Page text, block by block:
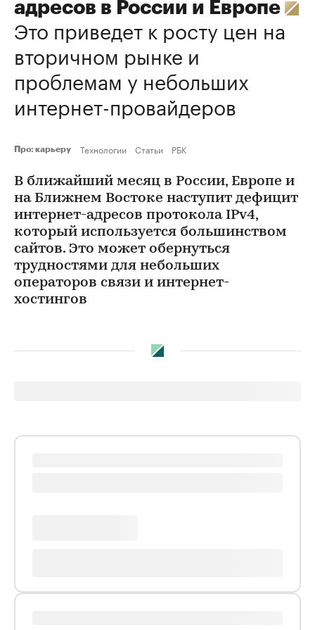
адресов в России и Европе
Это приведет к росту цен на
вторичном рынке и
проблемам у небольших
интернет-провайдеров
Про: карьеру Технологии Статьи РБК
В ближайший месяц в России, Европе и
на Ближнем Востоке наступит дефицит
интернет-адресов протокола IPv4,
который используется большинством
сайтов. Это может обернуться
трудностями для небольших
операторов связи и интернет-
хостингов